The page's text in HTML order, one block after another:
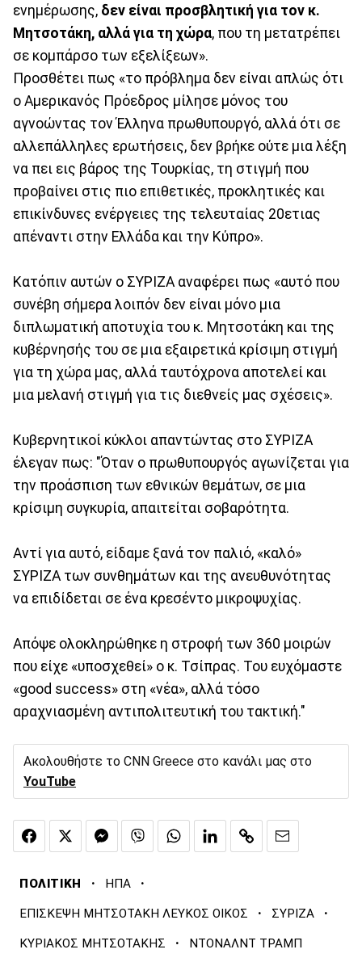
ενημέρωσης, δεν είναι προσβλητική για τον κ.
Μητσοτάκη, αλλά για τη χώρα, που τη μετατρέπει
σε κομπάρσο των εξελίξεων».
Προσθέτει πως «το πρόβλημα δεν είναι απλώς ότι
ο Αμερικανός Πρόεδρος μίλησε μόνος του
αγνοώντας τον Έλληνα πρωθυπουργό, αλλά ότι σε
αλλεπάλληλες ερωτήσεις, δεν βρήκε ούτε μια λέξη
να πει εις βάρος της Τουρκίας, τη στιγμή που
προβαίνει στις πιο επιθετικές, προκλητικές και
επικίνδυνες ενέργειες της τελευταίας 20ετιας
απέναντι στην Ελλάδα και την Κύπρο».
Κατόπιν αυτών ο ΣΥΡΙΖΑ αναφέρει πως «αυτό που
συνέβη σήμερα λοιπόν δεν είναι μόνο μια
διπλωματική αποτυχία του κ. Μητσοτάκη και της
κυβέρνησής του σε μια εξαιρετικά κρίσιμη στιγμή
για τη χώρα μας, αλλά ταυτόχρονα αποτελεί και
μια μελανή στιγμή για τις διεθνείς μας σχέσεις».
Κυβερνητικοί κύκλοι απαντώντας στο ΣΥΡΙΖΑ
έλεγαν πως: "Όταν ο πρωθυπουργός αγωνίζεται για
την προάσπιση των εθνικών θεμάτων, σε μια
κρίσιμη συγκυρία, απαιτείται σοβαρότητα.
Αντί για αυτό, είδαμε ξανά τον παλιό, «καλό»
ΣΥΡΙΖΑ των συνθημάτων και της ανευθυνότητας
να επιδίδεται σε ένα κρεσέντο μικροψυχίας.
Απόψε ολοκληρώθηκε η στροφή των 360 μοιρών
που είχε «υποσχεθεί» ο κ. Τσίπρας. Του ευχόμαστε
«good success» στη «νέα», αλλά τόσο
αραχνιασμένη αντιπολιτευτική του τακτική."
Ακολουθήστε το CNN Greece στο κανάλι μας στο
YouTube
ΠΟΛΙΤΙΚΗ · ΗΠΑ ·
ΕΠΙΣΚΕΨΗ ΜΗΤΣΟΤΑΚΗ ΛΕΥΚΟΣ ΟΙΚΟΣ · ΣΥΡΙΖΑ ·
ΚΥΡΙΑΚΟΣ ΜΗΤΣΟΤΑΚΗΣ · ΝΤΟΝΑΛΝΤ ΤΡΑΜΠ